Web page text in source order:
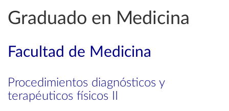
Graduado en Medicina
Facultad de Medicina
Procedimientos diagnósticos y
terapéuticos físicos II